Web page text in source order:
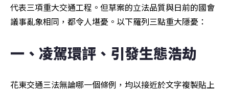
代表三項重大交通工程。但草案的立法品質與日前的國會
議事亂象相同，都令人堪憂。以下羅列三點重大隱憂：
一、凌駕環評、引發生態浩劫
花東交通三法無論哪一個條例，均以接近於文字複製貼上